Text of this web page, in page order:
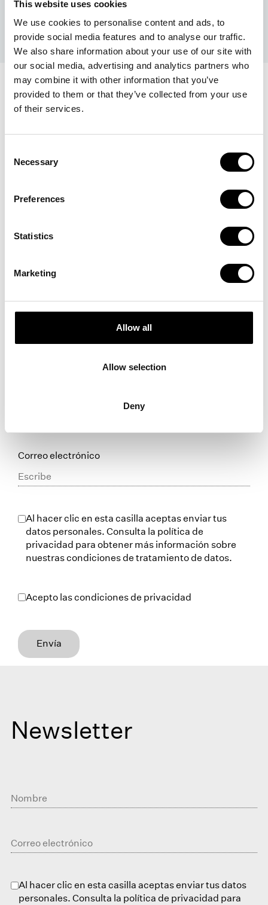
This website uses cookies
We use cookies to personalise content and ads, to
provide social media features and to analyse our traffic.
We also share information about your use of our site with
our social media, advertising and analytics partners who
may combine it with other information that you’ve
provided to them or that they’ve collected from your use
of their services.
Selection
Necessary
Preferences
Statistics
Marketing
Allow all
Allow selection
Deny
lo antes posible. Escríbenos un correo
o llámanos al
(+34) 972 39 42 34
Contáctanos
Escoge una opción
Describe brevemente lo que tienes en mente (Fecha
quiere celebrarlo... Todo lo que creas que es
Correo electrónico
Al hacer clic en esta casilla aceptas enviar tus
datos personales. Consulta la política de
privacidad para obtener más información sobre
nuestras condiciones de tratamiento de datos.
Acepto las condiciones de privacidad
Envía
Newsletter
Al hacer clic en esta casilla aceptas enviar tus datos
personales. Consulta la política de privacidad para